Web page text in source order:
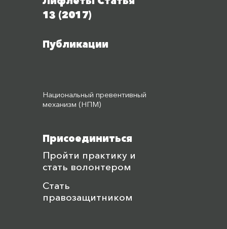
13 (2017)
Публикации
Национальный превентивный
механизм (НПМ)
Присоединиться
Пройти практику и
стать волонтером
Стать
правозащитником